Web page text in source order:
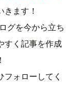
きます！
グを今から立ち
すく記事を作成
ォローしてく